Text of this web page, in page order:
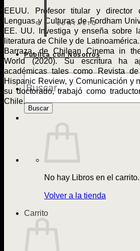
CONTACTO
Publica con Nosotros
Búsqueda
de
Libros
Buscar
No hay Libros en el carrito.
Volver a la tienda
Carrito
EEUU. Profesor titular y director
Lenguas y Culturas de Fordham
EE. UU. Investiga y enseña sobre
literatura de Chile y de
Barraza, de Chilean Cinema in
World (2020). Su escritura ha
académicas tales como Revista
Hispanic Review, y Comunicación y
su doctorado, trabajó como
Chile.